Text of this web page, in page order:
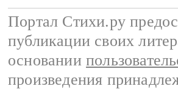
Портал Стихи.ру
публикации своих
основании
произведения